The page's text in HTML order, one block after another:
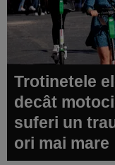
Trotinetele
decât
suferi un
ori mai mare